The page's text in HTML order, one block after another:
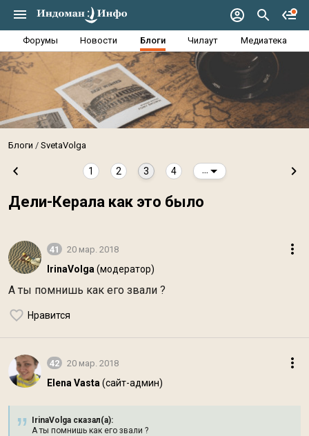
Форумы Новости Блоги Чилаут Медиатека
Блоги SvetaVolga
1 2 3 4
Дели-Керала как это было
41 20 мар. 2018
IrinaVolga (модератор)
А ты помнишь как его звали ?
Нравится
42 20 мар. 2018
Elena Vasta (сайт-админ)
IrinaVolga сказал(а):
А ты помнишь как его звали ?